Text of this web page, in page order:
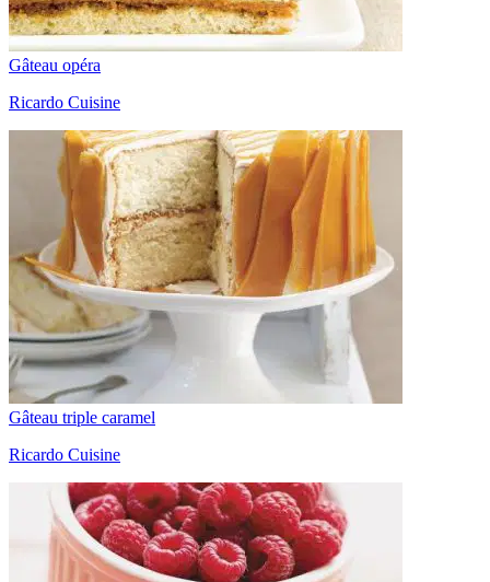
Gâteau opéra
Ricardo Cuisine
Gâteau triple caramel
Ricardo Cuisine